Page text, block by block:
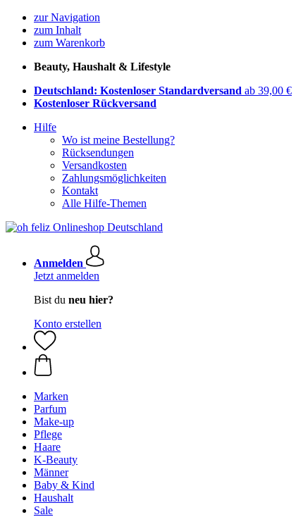
zur Navigation
zum Inhalt
zum Warenkorb
Beauty, Haushalt & Lifestyle
Deutschland: Kostenloser Standardversand ab 39,00 €
Kostenloser Rückversand
Hilfe
Wo ist meine Bestellung?
Rücksendungen
Versandkosten
Zahlungsmöglichkeiten
Kontakt
Alle Hilfe-Themen
Anmelden
Jetzt anmelden
Bist du neu hier?
Konto erstellen
Marken
Parfum
Make-up
Pflege
Haare
K-Beauty
Männer
Baby & Kind
Haushalt
Sale